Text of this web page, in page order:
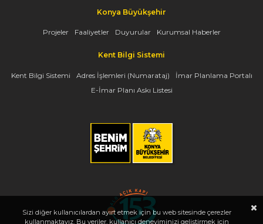
Konya Büyükşehir
Projeler Faaliyetler Duyurular Kurumsal Haberler
Kent Bilgi Sistemi
Kent Bilgi Sistemi Adres İşlemleri (Numarataj)
İmar Planlama Portalı
E-İmar Planı Askı Listesi
Sizi diğer kullanıcılardan ayırt etmek için bu web sitesinde çerezler
kullanmaktayız. Bu veriler, kullanıcı deneyiminizi geliştirmek için